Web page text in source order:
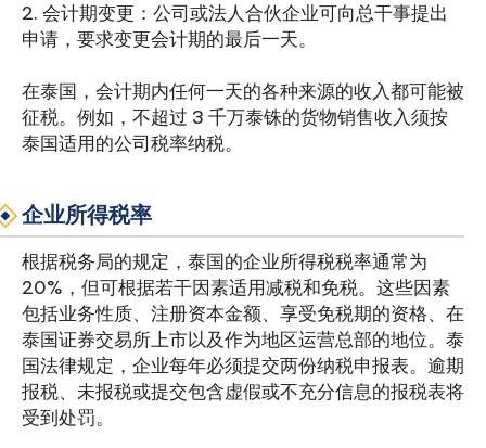
2. 会计期变更：公司或法人合伙企业可向总干事提出
申请，要求变更会计期的最后一天。
在泰国，会计期内任何一天的各种来源的收入都可能被
征税。例如，不超过 3 千万泰铢的货物销售收入须按
泰国适用的公司税率纳税。
企业所得税率
根据税务局的规定，泰国的企业所得税税率通常为
20%，但可根据若干因素适用减税和免税。这些因素
包括业务性质、注册资本金额、享受免税期的资格、在
泰国证券交易所上市以及作为地区运营总部的地位。泰
国法律规定，企业每年必须提交两份纳税申报表。逾期
报税、未报税或提交包含虚假或不充分信息的报税表将
受到处罚。